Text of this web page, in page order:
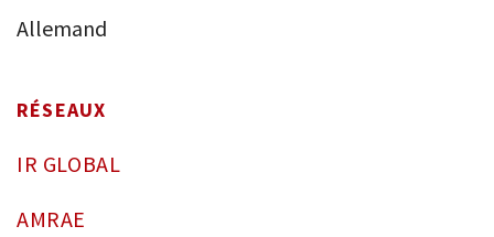
Allemand
RÉSEAUX
IR GLOBAL
AMRAE
Baro Alto Formation
Baro Alto Academy
Nous contacter